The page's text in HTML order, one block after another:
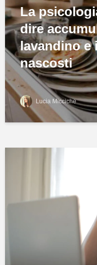
La
dire
lavandino e
nascosti
Lucia Micciche